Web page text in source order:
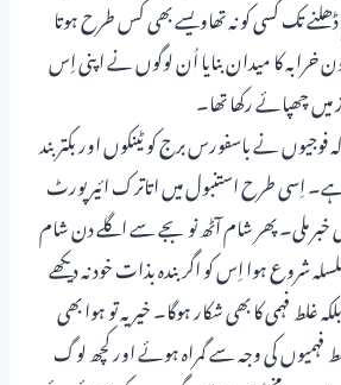
تک کسی کو نہ تھاویسے بھی کس طرح ہوتا
خرابہ کا میدان بنایا اُن لوگوں نے اپنی اِس
چھپائے رکھا تھا۔
نے باسفورس برج کو ٹینکوں اور بکتربند
اِسی طرح استنبول میں اتاترک ائیرپورٹ
خبر ملی۔ پھر شام آٹھ نو بجے سے اگلے دن شام
شروع ہوا اِس کو اگر بندہ بذات خود نہ دیکھے
غلط فہمی کا بھی شکار ہوگا۔ خیر یہ تو ہوا بھی
کی وجہ سے گمراہ ہوئے اور کچھ لوگ